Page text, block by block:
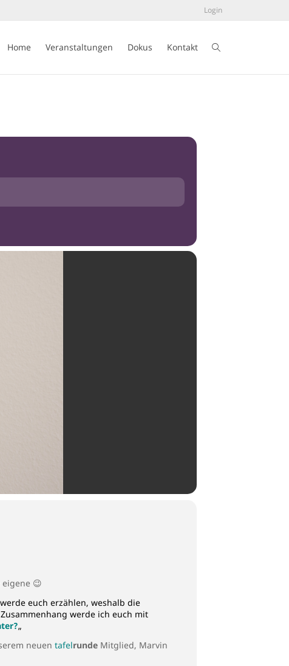
Login
Home Veranstaltungen Dokus Kontakt
😉
euch erzählen, weshalb die
werde ich euch mit
„
neuen tafelrunde Mitglied, Marvin